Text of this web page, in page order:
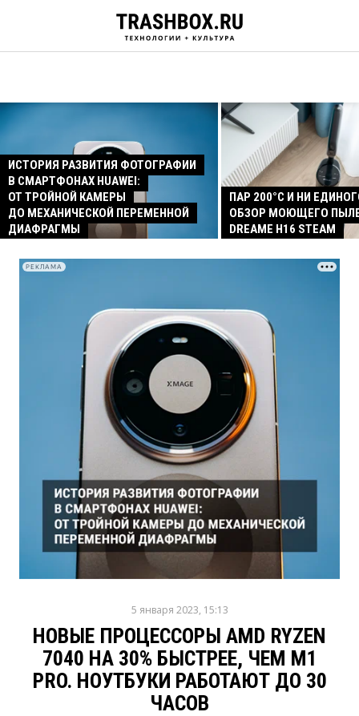
ИСТОРИЯ РАЗВИТИЯ ФОТОГРАФИИ
В СМАРТФОНАХ HUAWEI:
ОТ ТРОЙНОЙ КАМЕРЫ
ДО МЕХАНИЧЕСКОЙ ПЕРЕМЕННОЙ
ДИАФРАГМЫ
ПАР 200°C И НИ
ОБЗОР МОЮЩЕГО
DREAME H16 STEAM
РЕКЛАМА
5 января 2023, 15:13
НОВЫЕ ПРОЦЕССОРЫ AMD RYZEN
7040 НА 30% БЫСТРЕЕ, ЧЕМ M1
PRO. НОУТБУКИ РАБОТАЮТ ДО 30
ЧАСОВ